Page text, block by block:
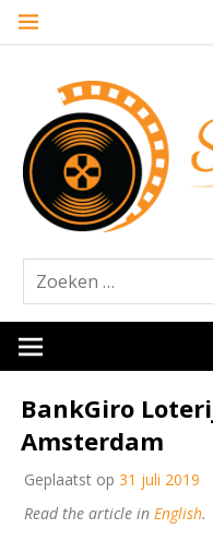
Naar
springen
BankGiro
Amsterdam
Geplaatst op 31 juli 2019
Read the article in English.